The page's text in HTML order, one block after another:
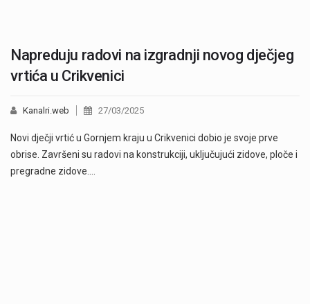
Napreduju radovi na izgradnji novog dječjeg
vrtića u Crikvenici
Kanalri.web 27/03/2025
Novi dječji vrtić u Gornjem kraju u Crikvenici dobio je svoje prve
obrise. Završeni su radovi na konstrukciji, uključujući zidove, ploče i
pregradne zidove.…